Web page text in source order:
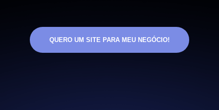
QUERO UM SITE PARA MEU NEGÓCIO!